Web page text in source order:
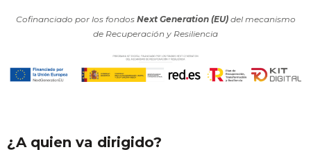
Cofinanciado por los fondos Next Generation (EU)del mecanismo
de Recuperación y Resiliencia
¿A quien va dirigido?